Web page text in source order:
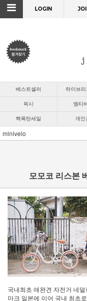
LOGIN
베스트셀러 하이브
픽시 엠티
핵폭탄세일 개인
minivelo
모모코 리스본
국내최초 애완견 자전거 네덜
마크 일본에 이어 국내 최초